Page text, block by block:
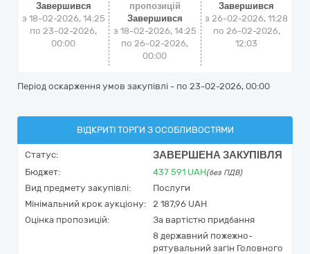
Завершився
з 18-02-2026, 14:25
по 23-02-2026,
00:00
пропозицій
Завершився
з 18-02-2026, 14:25
по 26-02-2026,
00:00
Завершився
з26-02-2026, 11:28
по 26-02-2026,
12:03
Період оскарження умов закупівлі - по 23-02-2026, 00:00
ВІДКРИТІ ТОРГИ З ОСОБЛИВОСТЯМИ
Статус: ЗАВЕРШЕНА ЗАКУПІВЛЯ
Бюджет: 437 591 UAH(без ПДВ)
Вид предмету закупівлі:
Послуги
Мінімальний крок аукціону:
2 187,96 UAH
Оцінка пропозицій:
За вартістю придбання
8 державний пожежно-
рятувальний загін Головного